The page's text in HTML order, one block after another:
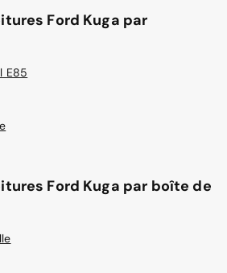
Ford Kuga par
E85
Ford Kuga par boîte de